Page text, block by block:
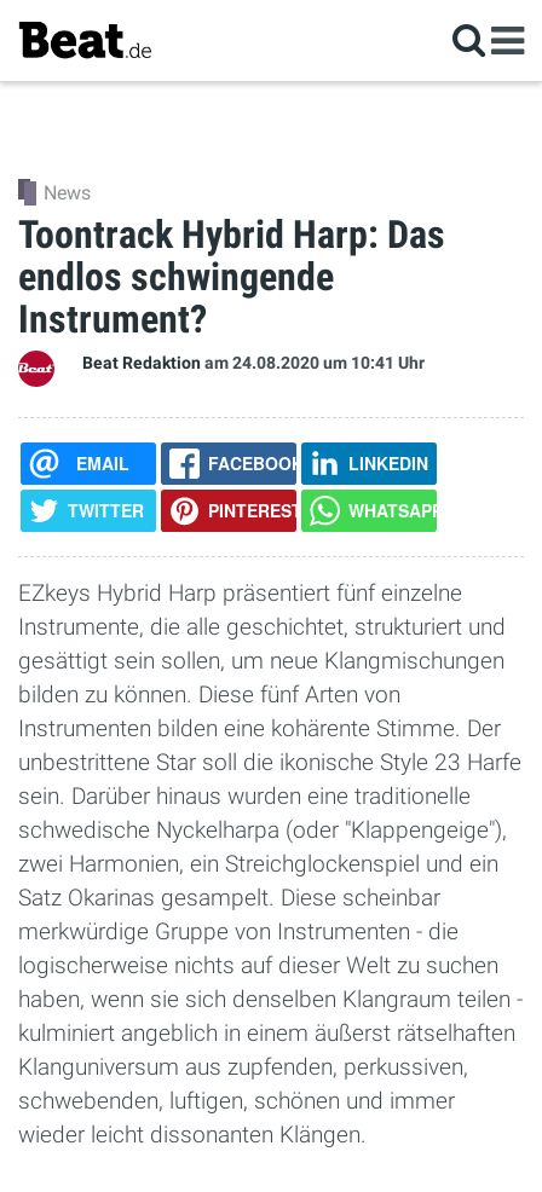
News
Toontrack Hybrid Harp: Das
endlos schwingende
Instrument?
Beat Redaktionam 24.08.2020um 10:41 Uhr
EMAIL FACEBOOK
LINKEDIN
TWITTER
PINTEREST WHATSAPP
EZkeys Hybrid Harp präsentiert fünf einzelne
Instrumente, die alle geschichtet, strukturiert und
gesättigt sein sollen, um neue Klangmischungen
bilden zu können. Diese fünf Arten von
Instrumenten bilden eine kohärente Stimme. Der
unbestrittene Star soll die ikonische Style 23 Harfe
sein. Darüber hinaus wurden eine traditionelle
schwedische Nyckelharpa (oder "Klappengeige"),
zwei Harmonien, ein Streichglockenspiel und ein
Satz Okarinas gesampelt. Diese scheinbar
merkwürdige Gruppe von Instrumenten - die
logischerweise nichts auf dieser Welt zu suchen
haben, wenn sie sich denselben Klangraum teilen -
kulminiert angeblich in einem äußerst rätselhaften
Klanguniversum aus zupfenden, perkussiven,
schwebenden, luftigen, schönen und immer
wieder leicht dissonanten Klängen.